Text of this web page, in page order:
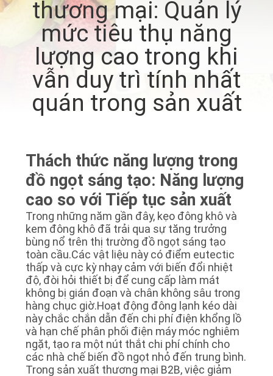
TÔI
THAM
QUAN
NHÀ
MÁY
KIỂM
SOÁT
CHẤT
LƯỢNG
LIÊN
CHÚNG
TÔI
YÊU
thương mại: Quản lý
mức tiêu thụ năng
lượng cao trong khi
vẫn duy trì tính nhất
quán trong sản xuất
Thách thức năng lượng trong
đồ ngọt sáng tạo: Năng lượng
cao so với Tiếp tục sản xuất
Trong những năm gần đây, kẹo đông khô và
kem đông khô đã trải qua sự tăng trưởng
bùng nổ trên thị trường đồ ngọt sáng tạo
toàn cầu.Các vật liệu này có điểm eutectic
thấp và cực kỳ nhạy cảm với biến đổi nhiệt
độ, đòi hỏi thiết bị để cung cấp làm mát
không bị gián đoạn và chân không sâu trong
hàng chục giờ.Hoạt động đông lạnh kéo dài
này chắc chắn dẫn đến chi phí điện khổng lồ
và hạn chế phân phối điện máy móc nghiêm
ngặt, tạo ra một nút thắt chi phí chính cho
các nhà chế biến đồ ngọt nhỏ đến trung bình.
Trong sản xuất thương mại B2B, việc giảm